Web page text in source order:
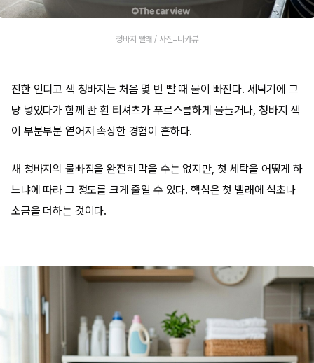
청바지 빨래 / 사진=더카뷰
진한 인디고 색 청바지는 처음 몇 번 빨 때 물이 빠진다. 세탁기에 그
냥 넣었다가 함께 빤 흰 티셔츠가 푸르스름하게 물들거나, 청바지 색
이 부분부분 옅어져 속상한 경험이 흔하다.
새 청바지의 물빠짐을 완전히 막을 수는 없지만, 첫 세탁을 어떻게 하
느냐에 따라 그 정도를 크게 줄일 수 있다. 핵심은 첫 빨래에 식초나
소금을 더하는 것이다.